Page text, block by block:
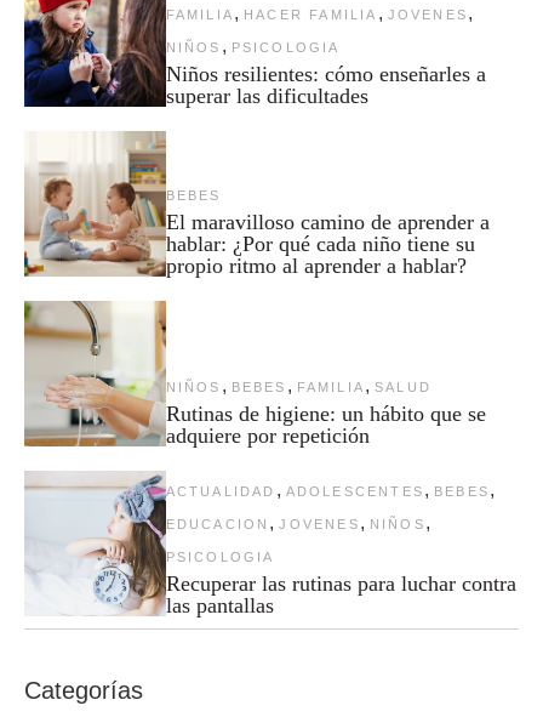
FAMILIA , HACER FAMILIA , JOVENES ,
NIÑOS , PSICOLOGIA
Niños resilientes: cómo enseñarles a
superar las dificultades
BEBES
El maravilloso camino de aprender a
hablar: ¿Por qué cada niño tiene su
propio ritmo al aprender a hablar?
NIÑOS , BEBES , FAMILIA , SALUD
Rutinas de higiene: un hábito que se
adquiere por repetición
ACTUALIDAD , ADOLESCENTES , BEBES ,
EDUCACION , JOVENES , NIÑOS ,
PSICOLOGIA
Recuperar las rutinas para luchar contra
las pantallas
Categorías